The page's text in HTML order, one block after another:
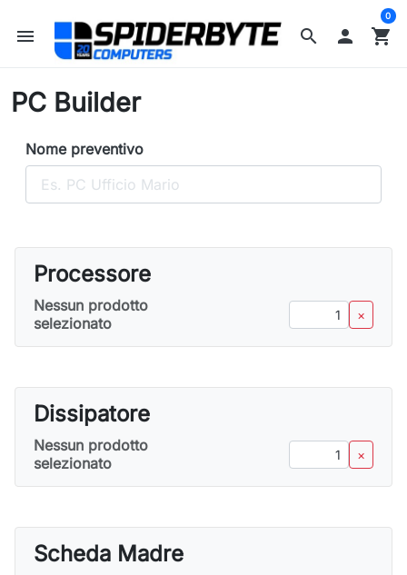
search
menu  shopping_cart
0
PC Builder
Nome preventivo
Processore
Nessun prodotto
selezionato
×
Dissipatore
Nessun prodotto
selezionato
×
Scheda Madre